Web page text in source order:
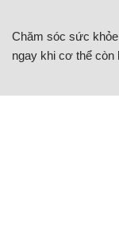
Chăm sóc sức
ngay khi cơ thể còn